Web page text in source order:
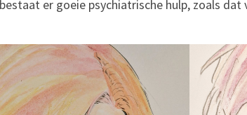
er goeie psychiatrische hulp, zoals dat